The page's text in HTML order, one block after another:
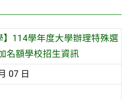
】114學年度大學辦理特殊選
名額學校招生資訊
07 日